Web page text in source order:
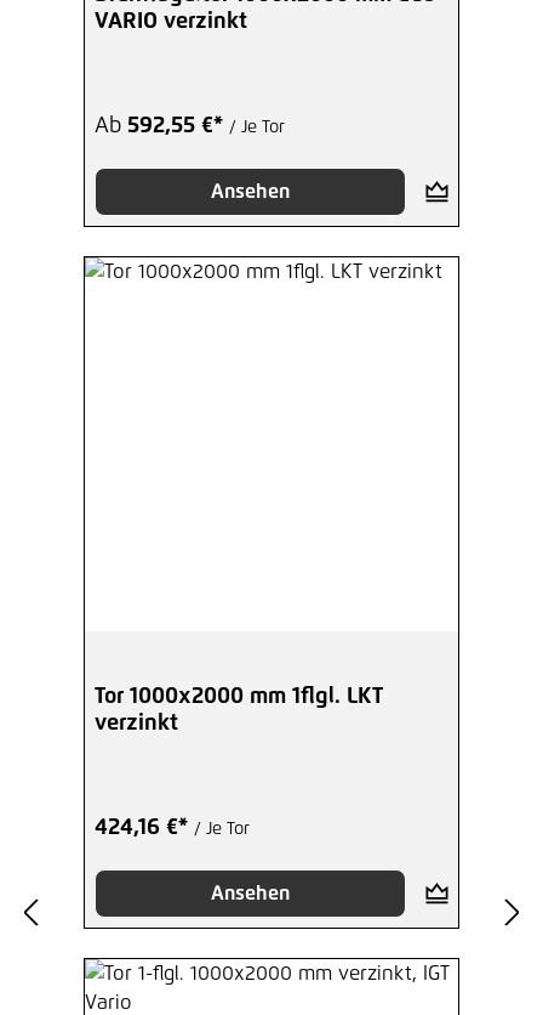
Montagehilfe für
VARIO verzinkt
Ab 592,55 €* / Je Tor
Ansehen
Tor 1000x2000 mm 1flgl. LKT
verzinkt
424,16 €* / Je Tor
Ansehen